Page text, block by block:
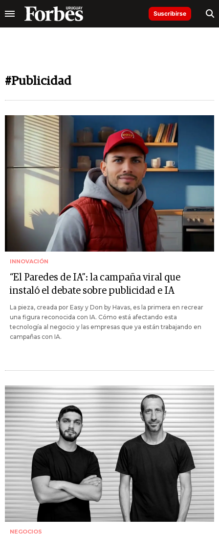
Suscribirse
#Publicidad
INNOVACIÓN
“El Paredes de IA”: la campaña viral que
instaló el debate sobre publicidad e IA
La pieza, creada por Easy y Don by Havas, es la primera en recrear
una figura reconocida con IA. Cómo está afectando esta
tecnología al negocio y las empresas que ya están trabajando en
campañas con IA.
NEGOCIOS